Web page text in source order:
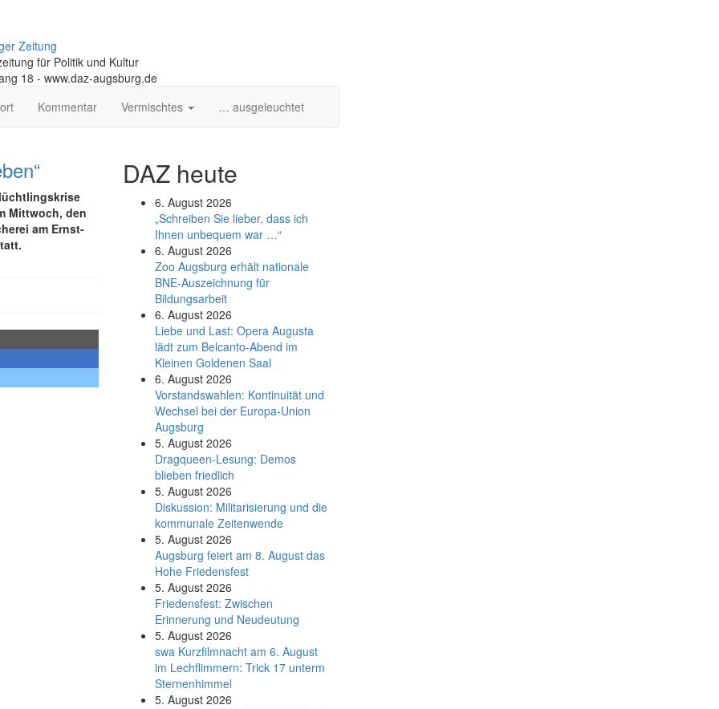
Zeitung
für Politik und Kultur
18 - www.daz-augsburg.de
Kommentar Vermischtes … ausgeleuchtet
Mittwoch, den
am Ernst-
DAZ heute
6. August 2026
„Schreiben Sie lieber, dass ich
Ihnen unbequem war …“
6. August 2026
Zoo Augsburg erhält nationale
BNE-Auszeichnung für
Bildungsarbeit
6. August 2026
Liebe und Last: Opera Augusta
lädt zum Belcanto-Abend im
Kleinen Goldenen Saal
6. August 2026
Vorstandswahlen: Kontinuität und
Wechsel bei der Europa-Union
Augsburg
5. August 2026
Dragqueen-Lesung: Demos
blieben friedlich
5. August 2026
Diskussion: Mi­li­ta­ri­sie­rung und die
kommunale Zeitenwende
5. August 2026
Augsburg feiert am 8. August das
Hohe Friedensfest
5. August 2026
Friedensfest: Zwischen
Erinnerung und Neudeutung
5. August 2026
swa Kurz­film­nacht am 6. August
im Lech­flim­mern: Trick 17 unterm
Sternen­himmel
5. August 2026